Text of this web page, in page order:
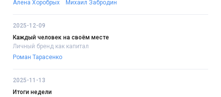
Алена Хоробрых
Михаил Забродин
2025-12-09
Каждый человек на своём месте
Личный бренд как капитал
Роман Тарасенко
2025-11-13
Итоги недели